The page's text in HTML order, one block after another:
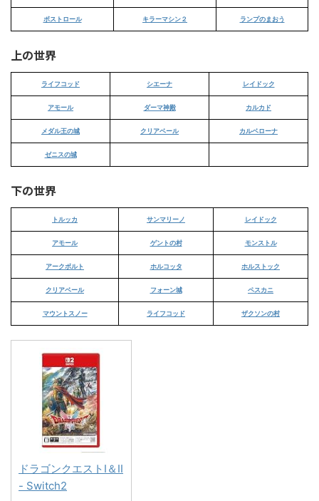
ボストロール キラーマシン２ ランプのまおう
上の世界
ライフコッド シエーナ レイドック
アモール ダーマ神殿 カルカド
メダル王の城 クリアベール カルベローナ
ゼニスの城
下の世界
トルッカ サンマリーノ レイドック
アモール ゲントの村 モンストル
アークボルト ホルコッタ ホルストック
クリアベール フォーン城 ペスカニ
マウントスノー ライフコッド ザクソンの村
ドラゴンクエストI＆II
- Switch2